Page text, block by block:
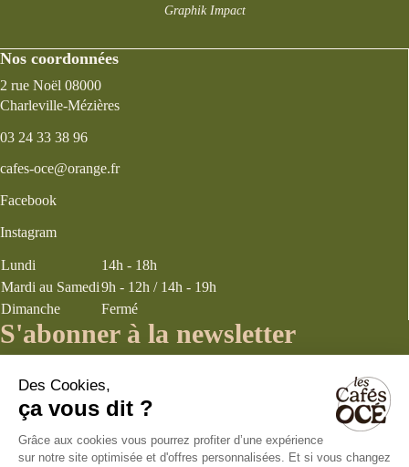
Graphik Impact
Nos coordonnées
2 rue Noël 08000
Charleville-Mézières
03 24 33 38 96
cafes-oce@orange.fr
Facebook
Instagram
Lundi
14h - 18h
Mardi au Samedi9h - 12h / 14h - 19h
Dimanche
Fermé
S'abonner à la newsletter
J’accepte les
énoncés dans la page politique de
confidentialité concernant la collecte d’informations